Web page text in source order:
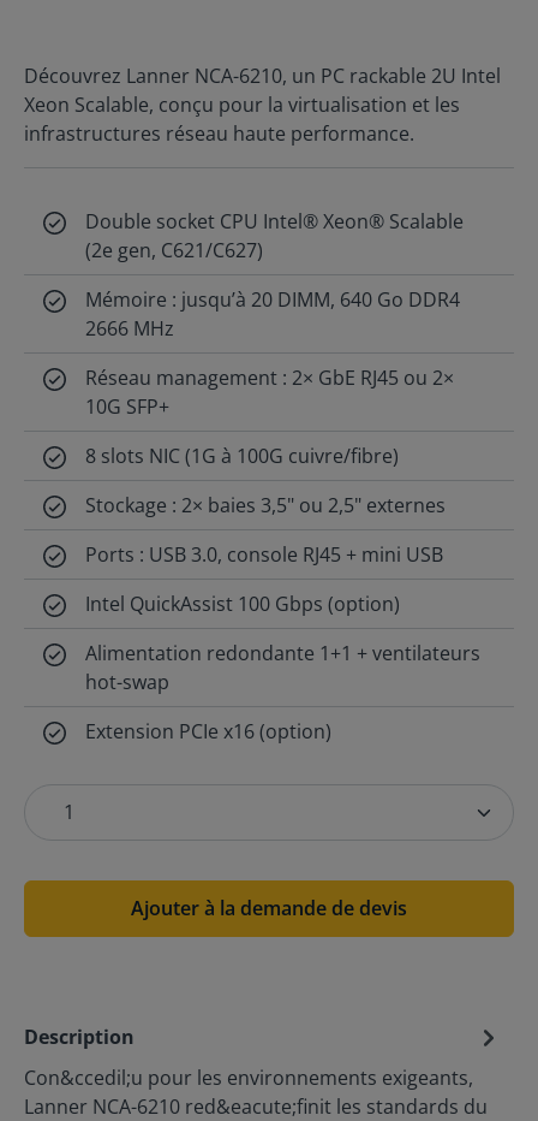
Découvrez Lanner NCA-6210, un PC rackable 2U Intel
Xeon Scalable, conçu pour la virtualisation et les
infrastructures réseau haute performance.
Double socket CPU Intel® Xeon® Scalable
(2e gen, C621/C627)
Mémoire : jusqu’à 20 DIMM, 640 Go DDR4
2666 MHz
Réseau management : 2× GbE RJ45 ou 2×
10G SFP+
8 slots NIC (1G à 100G cuivre/fibre)
Stockage : 2× baies 3,5" ou 2,5" externes
Ports : USB 3.0, console RJ45 + mini USB
Intel QuickAssist 100 Gbps (option)
Alimentation redondante 1+1 + ventilateurs
hot-swap
Extension PCIe x16 (option)
Ajouter à la demande de devis
Description
Con&ccedil;u pour les environnements exigeants,
Lanner NCA-6210 red&eacute;finit les standards du